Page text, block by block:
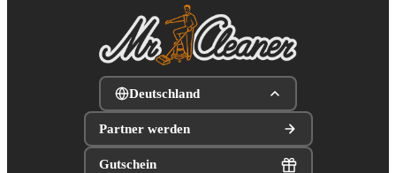
Deutschland
Partner werden
Gutschein